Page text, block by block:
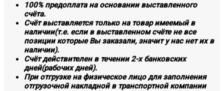
100% предоплата на основании выставленного
счёта.
Счёт выставляется только на товар имеемый в
наличии(т.е. если в выставленном счёте не все
позиции которые Вы заказали, значит у нас нет их в
наличии).
Счёт действителен в течении 2-х банковских
дней(рабочих дней).
При отгрузке на физическое лицо для заполнения
отгрузочной накладной в транспортной компании